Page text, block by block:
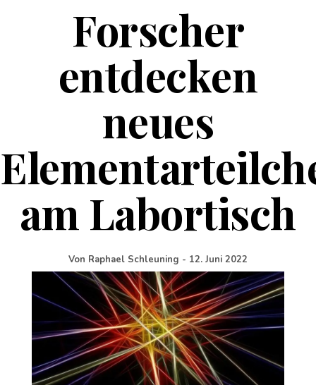
Forscher
entdecken
neues
am Labortisch
Von Raphael Schleuning - 12. Juni 2022